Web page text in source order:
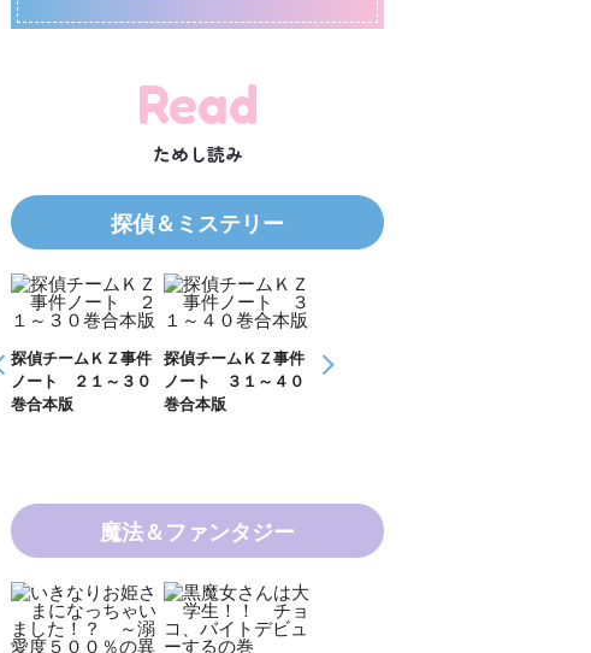
Read
ためし読み
探偵＆ミステリー
探偵チームＫＺ事件
ノート ２１～３０
巻合本版
探偵チームＫＺ事件
ノート ３１～４０
巻合本版
探偵チームＫＺ事件
ノート １１～２０
魔法＆ファンタジー